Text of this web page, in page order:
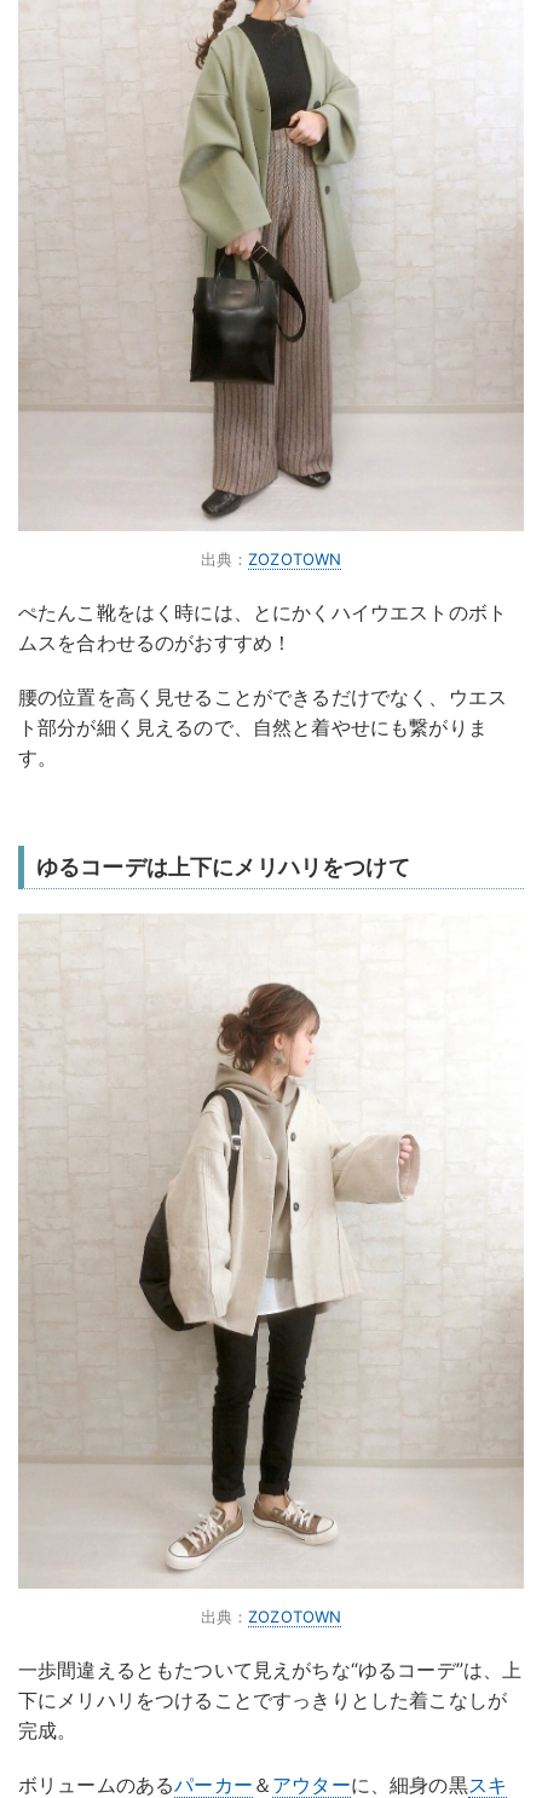
出典：ZOZOTOWN
ぺたんこ靴をはく時には、とにかくハイウエストのボト
ムスを合わせるのがおすすめ！
腰の位置を高く見せることができるだけでなく、ウエス
ト部分が細く見えるので、自然と着やせにも繋がりま
す。
ゆるコーデは上下にメリハリをつけて
出典：ZOZOTOWN
一歩間違えるともたついて見えがちな“ゆるコーデ”は、上
下にメリハリをつけることですっきりとした着こなしが
完成。
ボリュームのあるパーカー ＆ アウターに、細身の黒スキ